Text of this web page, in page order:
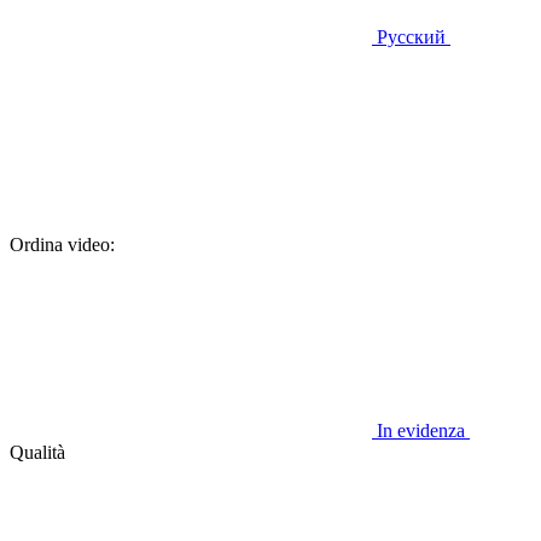
Русский
Ordina video:
In evidenza
Qualità